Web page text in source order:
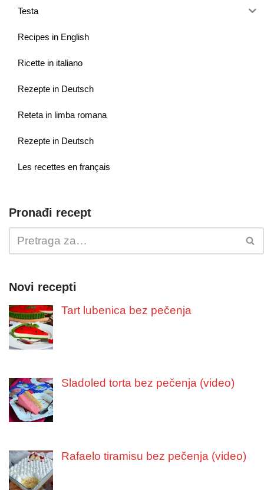
Testa
Recipes in English
Ricette in italiano
Rezepte in Deutsch
Reteta in limba romana
Rezepte in Deutsch
Les recettes en français
Pronađi recept
Novi recepti
Tart lubenica bez pečenja
Sladoled torta bez pečenja (video)
Rafaelo tiramisu bez pečenja (video)